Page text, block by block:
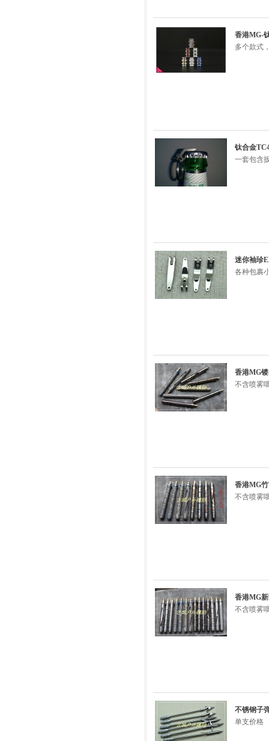
香港MG-
多个款式
钛合金
一套包含
迷你袖珍
各种包裹
香港MG
不含喷雾
香港MG
不含喷雾
香港MG
不含喷雾
不锈钢子
单支价格